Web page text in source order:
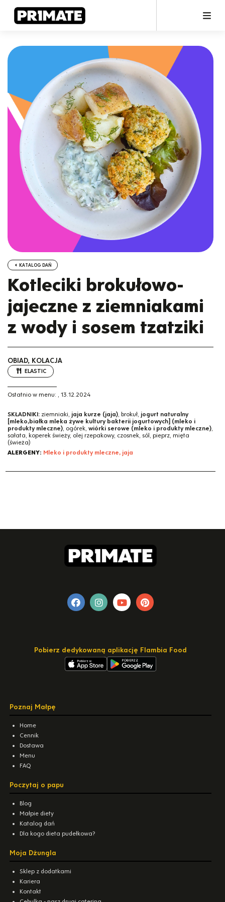
KATALOG DAŃ
Kotleciki brokułowo-
jajeczne z ziemniakami
z wody i sosem tzatziki
OBIAD, KOLACJA
ELASTIC
Ostatnio w menu: 13.12.2024
SKŁADNIKI: ziemniaki, jaja kurze (jaja), brokuł, jogurt naturalny
[mleko,białka mleka żywe kultury bakterii jogurtowych] (mleko i
produkty mleczne), ogórek, wiórki serowe (mleko i produkty mleczne),
sałata, koperek świeży, olej rzepakowy, czosnek, sól, pieprz, mięta
(świeża)
ALERGENY: Mleko i produkty mleczne, jaja
Pobierz dedykowaną aplikację Flambia Food
Poznaj Małpę
Home
Cennik
Dostawa
Menu
FAQ
Poczytaj o papu
Blog
Małpie diety
Katalog dań
Dla kogo dieta pudełkowa?
Moja Dżungla
Sklep z dodatkami
Kariera
Kontakt